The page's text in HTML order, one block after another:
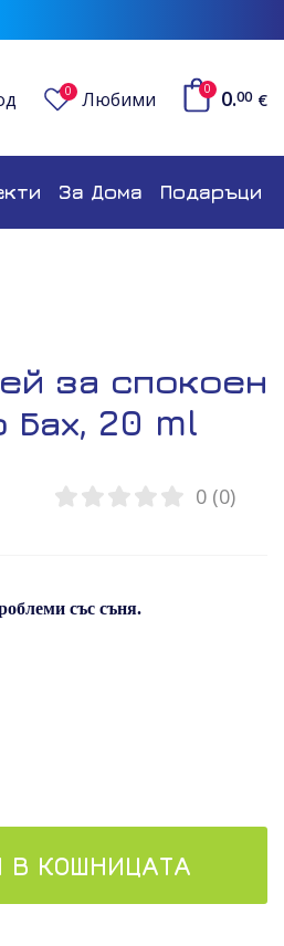
0 Любими 0 0.00 €
За Дома Подаръци
за спокоен
20 ml
0 (0)
със съня.
В КОШНИЦАТА